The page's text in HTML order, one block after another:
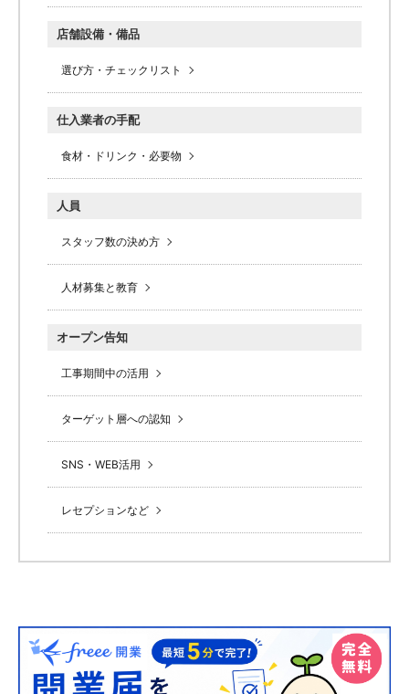
店舗設備・備品
選び方・チェックリスト
仕入業者の手配
食材・ドリンク・必要物
人員
スタッフ数の決め方
人材募集と教育
オープン告知
工事期間中の活用
ターゲット層への認知
SNS・WEB活用
レセプションなど